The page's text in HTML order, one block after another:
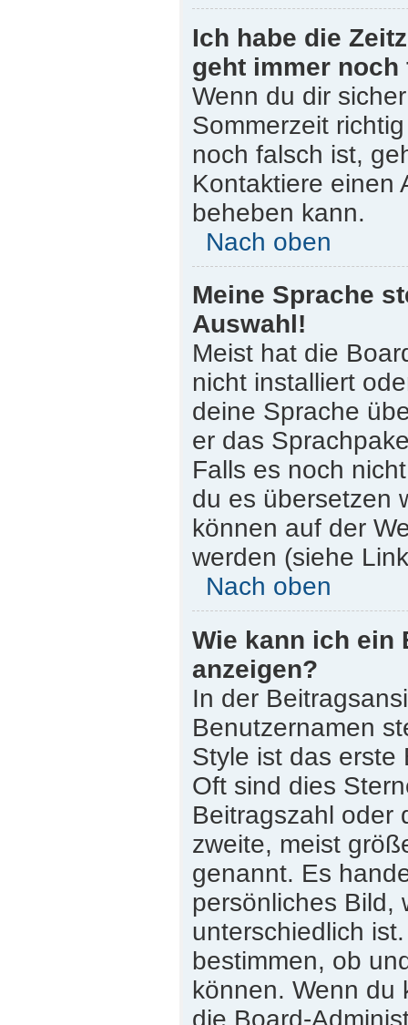
Ich habe die
geht immer noch
Wenn du dir
Sommerzeit
noch falsch ist,
Kontaktiere einen
beheben kann.
Nach oben
Meine Sprache
Auswahl!
Meist hat die
nicht installiert
deine Sprache
er das
Falls es noch
du es übersetzen
können auf der
werden (siehe
Nach oben
Wie kann ich ein
anzeigen?
In der
Benutzernamen
Style ist das erste
Oft sind dies
Beitragszahl oder
zweite, meist
genannt. Es
persönliches Bild,
unterschiedlich
bestimmen, ob
können. Wenn du
die Board-